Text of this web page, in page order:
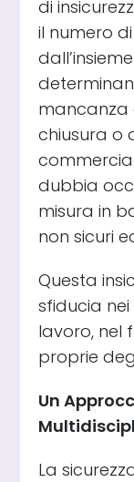
di
il numero
mancanza
chiusura o
dubbia
misura in
non sicuri
Questa
sfiducia
lavoro, nel
proprie
Un
La